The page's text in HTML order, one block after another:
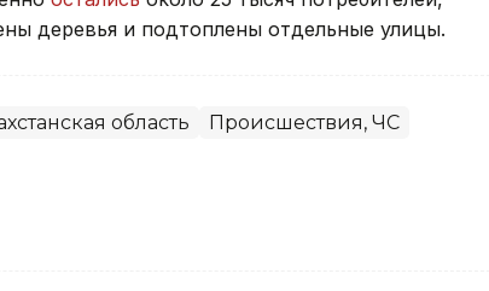
деревья и подтоплены отдельные улицы.
область
Происшествия, ЧС